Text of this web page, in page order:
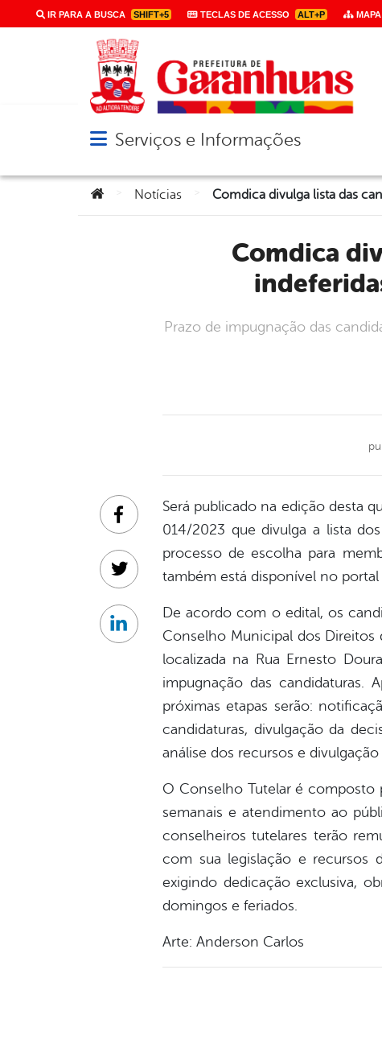
IR PARA A BUSCA SHIFT+5 TECLAS DE ACESSO ALT+P
Abrir menu principal de navegação
Serviços e Informações
Você está aqui:
Notícias
Comdica divulga lista das candidaturas deferidas e
Prazo de impugnação das
Será publicado na edição desta
014/2023 que divulga a lista
processo de escolha para
também está disponível no
De acordo com o edital, os
Conselho Municipal dos Direitos
localizada na Rua Ernesto
impugnação das candidaturas.
próximas etapas serão:
candidaturas, divulgação da
análise dos recursos e
O Conselho Tutelar é composto
semanais e atendimento ao
conselheiros tutelares terão
com sua legislação e recursos
exigindo dedicação exclusiva,
domingos e feriados.
Arte: Anderson Carlos
Facebook
Twitter
Linkedin